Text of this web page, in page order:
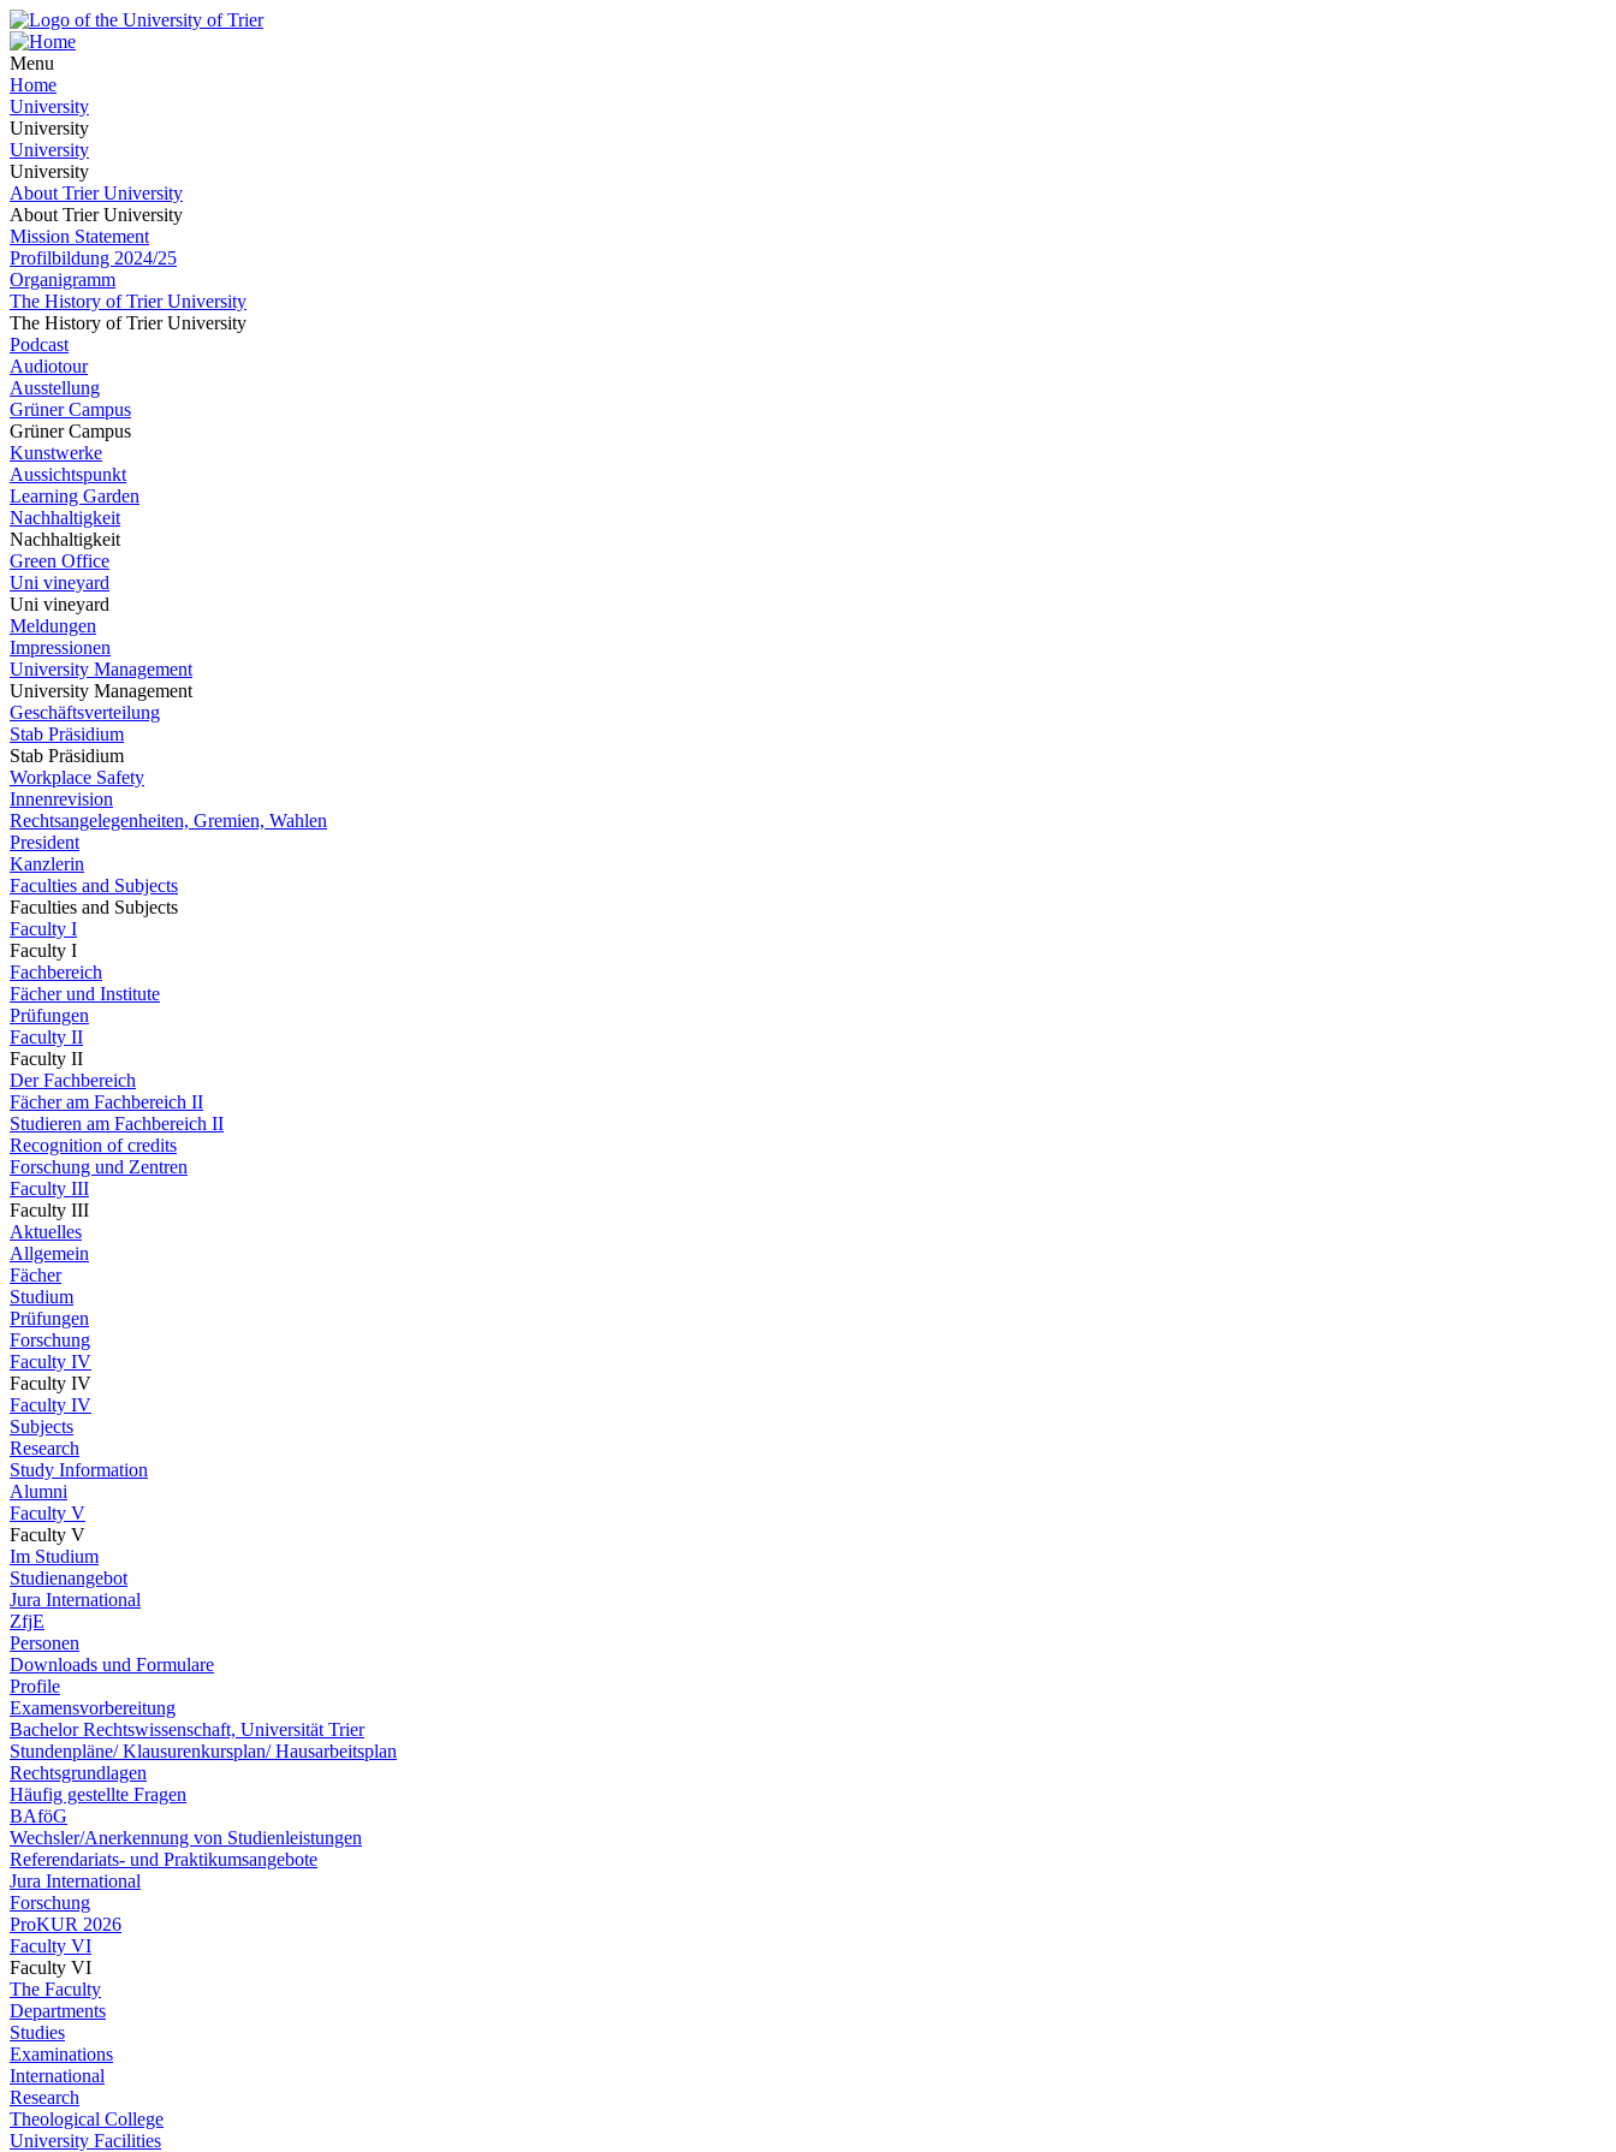
Menu
Home
University
University
University
University
About Trier University
About Trier University
Mission Statement
Profilbildung 2024/25
Organigramm
The History of Trier University
The History of Trier University
Podcast
Audiotour
Ausstellung
Grüner Campus
Grüner Campus
Kunstwerke
Aussichtspunkt
Learning Garden
Nachhaltigkeit
Nachhaltigkeit
Green Office
Uni vineyard
Uni vineyard
Meldungen
Impressionen
University Management
University Management
Geschäftsverteilung
Stab Präsidium
Stab Präsidium
Workplace Safety
Innenrevision
Rechtsangelegenheiten, Gremien, Wahlen
President
Kanzlerin
Faculties and Subjects
Faculties and Subjects
Faculty I
Faculty I
Fachbereich
Fächer und Institute
Prüfungen
Faculty II
Faculty II
Der Fachbereich
Fächer am Fachbereich II
Studieren am Fachbereich II
Recognition of credits
Forschung und Zentren
Faculty III
Faculty III
Aktuelles
Allgemein
Fächer
Studium
Prüfungen
Forschung
Faculty IV
Faculty IV
Faculty IV
Subjects
Research
Study Information
Alumni
Faculty V
Faculty V
Im Studium
Studienangebot
Jura International
ZfjE
Personen
Downloads und Formulare
Profile
Examensvorbereitung
Bachelor Rechtswissenschaft, Universität Trier
Stundenpläne/ Klausurenkursplan/ Hausarbeitsplan
Rechtsgrundlagen
Häufig gestellte Fragen
BAföG
Wechsler/Anerkennung von Studienleistungen
Referendariats- und Praktikumsangebote
Jura International
Forschung
ProKUR 2026
Faculty VI
Faculty VI
The Faculty
Departments
Studies
Examinations
International
Research
Theological College
University Facilities